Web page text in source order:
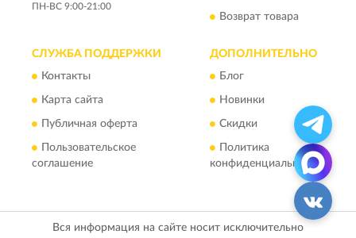
ПН-ВС 9:00-21:00
Возврат товара
СЛУЖБА ПОДДЕРЖКИ
Контакты
Карта сайта
Публичная оферта
Пользовательское
соглашение
ДОПОЛНИТЕЛЬНО
Блог
Новинки
Скидки
Политика
конфиденциальности
Вся информация на сайте носит исключительно